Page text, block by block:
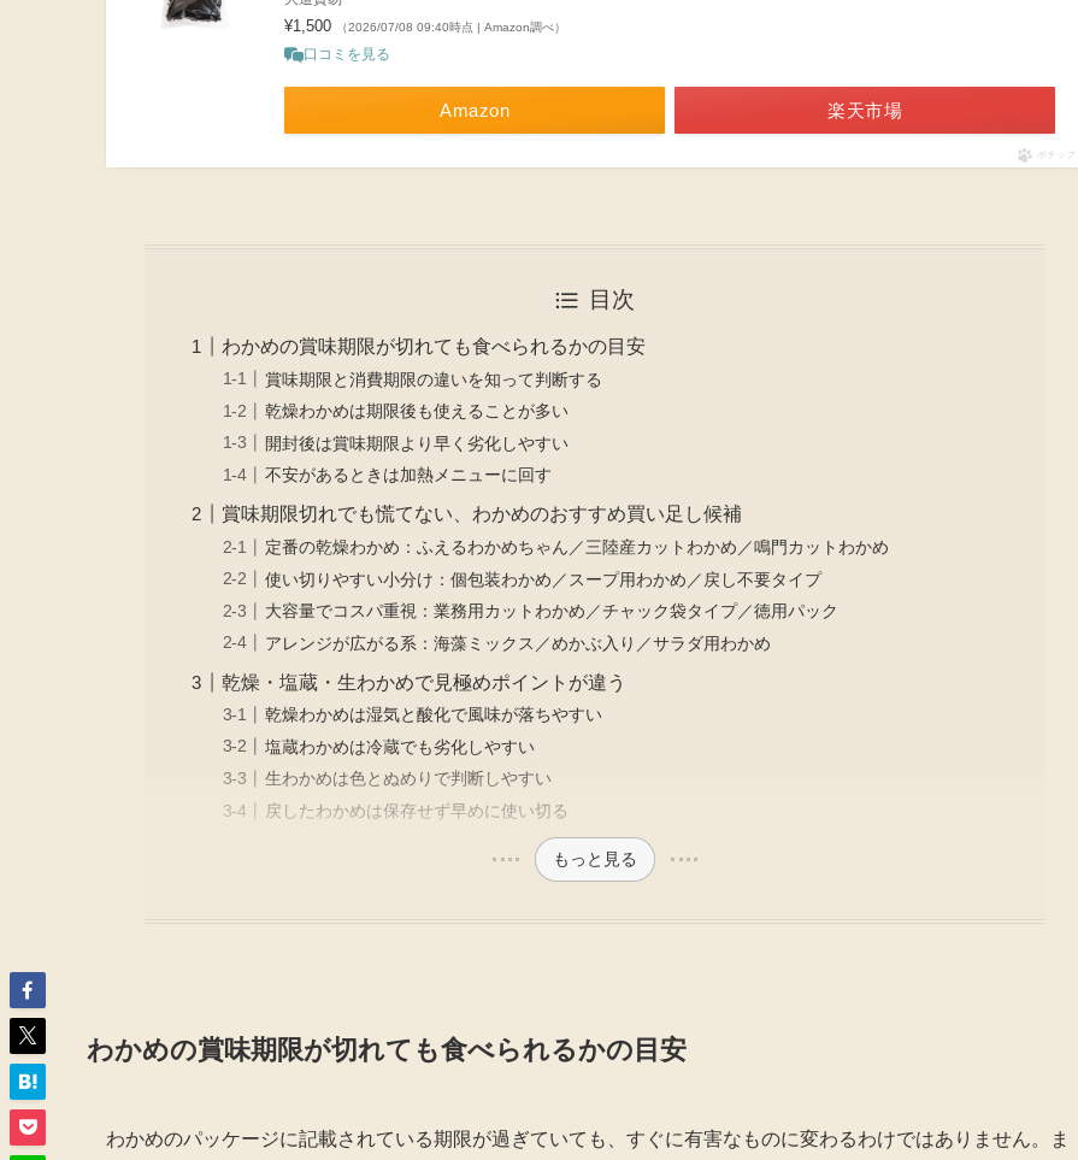
¥1,500 （2026/07/08 09:40時点 | Amazon調べ）
口コミを見る
Amazon 楽天市場
ポチップ
目次
わかめの賞味期限が切れても食べられるかの目安
賞味期限と消費期限の違いを知って判断する
乾燥わかめは期限後も使えることが多い
開封後は賞味期限より早く劣化しやすい
不安があるときは加熱メニューに回す
賞味期限切れでも慌てない、わかめのおすすめ買い足し候補
定番の乾燥わかめ：ふえるわかめちゃん／三陸産カットわかめ／鳴門カットわかめ
使い切りやすい小分け：個包装わかめ／スープ用わかめ／戻し不要タイプ
大容量でコスパ重視：業務用カットわかめ／チャック袋タイプ／徳用パック
アレンジが広がる系：海藻ミックス／めかぶ入り／サラダ用わかめ
乾燥・塩蔵・生わかめで見極めポイントが違う
乾燥わかめは湿気と酸化で風味が落ちやすい
塩蔵わかめは冷蔵でも劣化しやすい
生わかめは色とぬめりで判断しやすい
戻したわかめは保存せず早めに使い切る
もっと見る
わかめの賞味期限が切れても食べられるかの目安
わかめのパッケージに記載されている期限が過ぎていても、すぐに有害なものに変わるわけではありません。ま